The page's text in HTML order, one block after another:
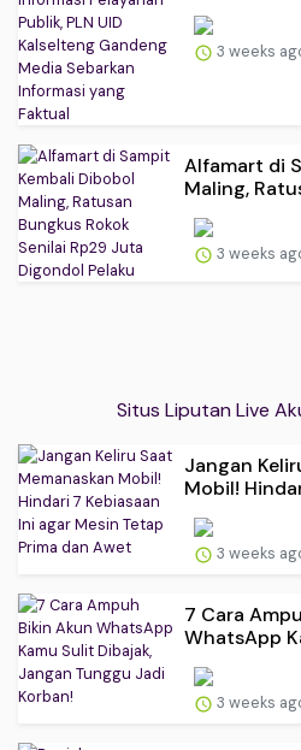
3 weeks
Alfamart di
Maling,
3 weeks
Situs Liputan Live
Jangan
Mobil!
3 weeks
7 Cara
WhatsApp
3 weeks